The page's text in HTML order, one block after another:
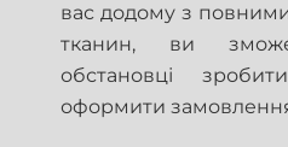
вас додому з
тканин, ви
обстановці
оформити